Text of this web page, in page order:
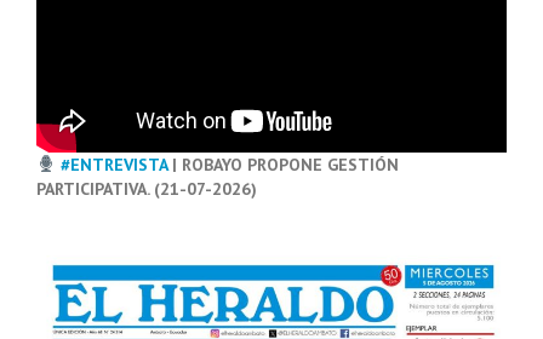
#ENTREVISTA| ROBAYO PROPONE GESTIÓN
PARTICIPATIVA. (21-07-2026)